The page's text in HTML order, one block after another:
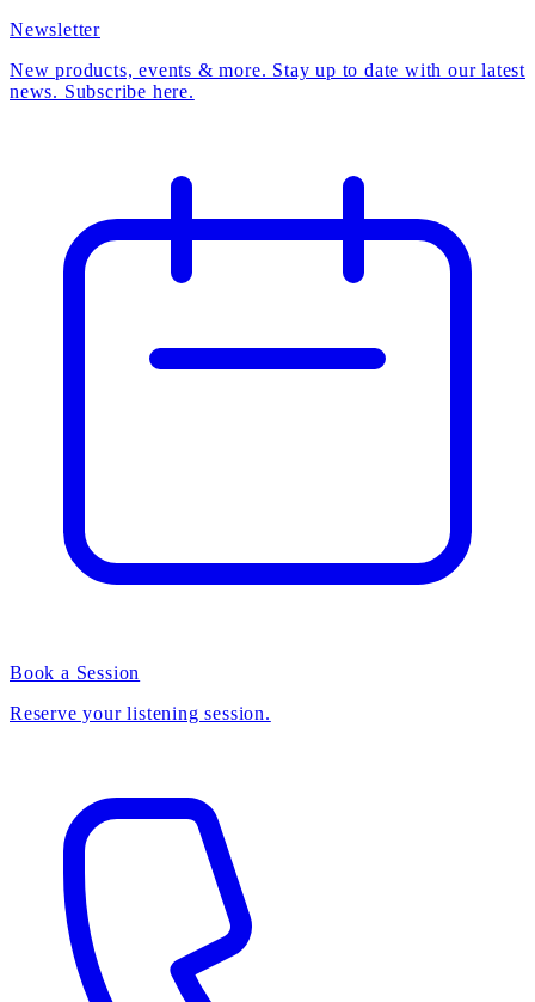
Newsletter
New products, events & more. Stay up to date with our latest
news. Subscribe here.
Book a Session
Reserve your listening session.